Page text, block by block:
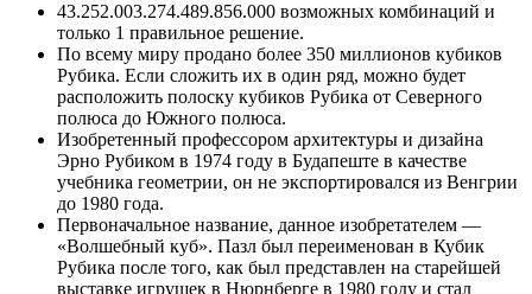
43.252.003.274.489.856.000 возможных комбинаций и
только 1 правильное решение.
По всему миру продано более 350 миллионов кубиков
Рубика. Если сложить их в один ряд, можно будет
расположить полоску кубиков Рубика от Северного
полюса до Южного полюса.
Изобретенный профессором архитектуры и дизайна
Эрно Рубиком в 1974 году в Будапеште в качестве
учебника геометрии, он не экспортировался из Венгрии
до 1980 года.
Первоначальное название, данное изобретателем —
«Волшебный куб». Пазл был переименован в Кубик
Рубика после того, как был представлен на старейшей
выставке игрушек в Нюрнберге в 1980 году и стал